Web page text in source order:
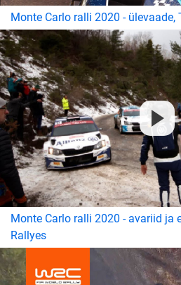
Monte Carlo ralli 2020 - ülevaade,
Monte Carlo ralli 2020 - avariid ja
Rallyes